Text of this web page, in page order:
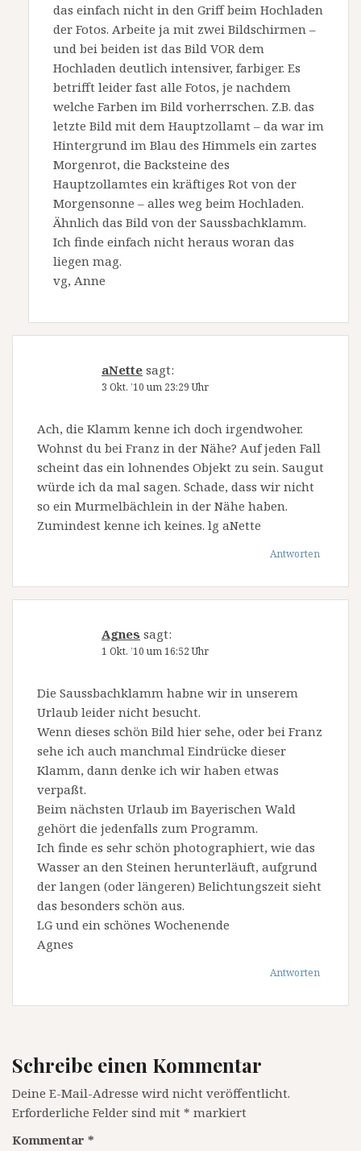
das einfach nicht in den Griff beim Hochladen
der Fotos. Arbeite ja mit zwei Bildschirmen –
und bei beiden ist das Bild VOR dem
Hochladen deutlich intensiver, farbiger. Es
betrifft leider fast alle Fotos, je nachdem
welche Farben im Bild vorherrschen. Z.B. das
letzte Bild mit dem Hauptzollamt – da war im
Hintergrund im Blau des Himmels ein zartes
Morgenrot, die Backsteine des
Hauptzollamtes ein kräftiges Rot von der
Morgensonne – alles weg beim Hochladen.
Ähnlich das Bild von der Saussbachklamm.
Ich finde einfach nicht heraus woran das
liegen mag.
vg, Anne
aNette sagt:
3 Okt. ’10 um 23:29 Uhr
Ach, die Klamm kenne ich doch irgendwoher.
Wohnst du bei Franz in der Nähe? Auf jeden Fall
scheint das ein lohnendes Objekt zu sein. Saugut
würde ich da mal sagen. Schade, dass wir nicht
so ein Murmelbächlein in der Nähe haben.
Zumindest kenne ich keines. lg aNette
Antworten
Agnes sagt:
1 Okt. ’10 um 16:52 Uhr
Die Saussbachklamm habne wir in unserem
Urlaub leider nicht besucht.
Wenn dieses schön Bild hier sehe, oder bei Franz
sehe ich auch manchmal Eindrücke dieser
Klamm, dann denke ich wir haben etwas
verpaßt.
Beim nächsten Urlaub im Bayerischen Wald
gehört die jedenfalls zum Programm.
Ich finde es sehr schön photographiert, wie das
Wasser an den Steinen herunterläuft, aufgrund
der langen (oder längeren) Belichtungszeit sieht
das besonders schön aus.
LG und ein schönes Wochenende
Agnes
Antworten
Schreibe einen Kommentar
Deine E-Mail-Adresse wird nicht veröffentlicht.
Erforderliche Felder sind mit * markiert
Kommentar *